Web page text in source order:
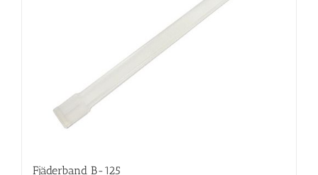
Fjäderband B-125